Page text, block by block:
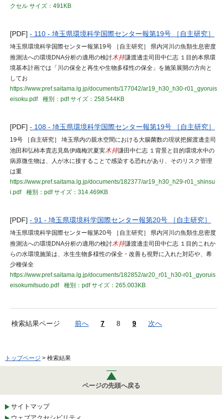
クセル サイズ：491KB
[PDF] - 110 - 埼玉県環境科学国際センター報第19号 ［自主研究］
埼玉県環境科学国際センター報第19号 ［自主研究］ 県内河川の魚類生息密度
推測法への環境DNA分析の適用の検討木持謙渡邊圭司田中仁志 １目的本県環
境基本計画では「川の保全と再生や生物多様性の保全」を施策展開の方向と
してお
https://www.pref.saitama.lg.jp/documents/177042/ar19_h30_h30-r01_gyoruis
eisoku.pdf
種別：pdfサイズ：258.544KB
[PDF] - 108 - 埼玉県環境科学国際センター報第19号 ［自主研究］
19号 ［自主研究］ 埼玉県内の親水空間における大腸菌数の現状把握渡邊圭司
池田和弘柿本貴志見島伊織梅沢夏実木持謙田中仁志 １背景と目的環境水中の
病原微生物は、人が水に接することで感染する恐れがあり、そのリスク管理
は重
https://www.pref.saitama.lg.jp/documents/182377/ar19_h30_h29-r01_shinsu
i.pdf
種別：pdfサイズ：314.469KB
[PDF] - 91 - 埼玉県環境科学国際センター報第20号 ［自主研究］
埼玉県環境科学国際センター報第20号 ［自主研究］ 県内河川の魚類生息密度
推測法への環境DNA分析の適用の検討木持謙渡邊圭司田中仁志 １目的これか
らの水環境施策は、水生生物多様性の保全・改善も視野に入れた対応や、希
少種保全
https://www.pref.saitama.lg.jp/documents/182852/ar20_r01_h30-r01_gyoruis
eisokumitsudo.pdf
種別：pdfサイズ：265.003KB
検索結果ページ 前へ 7 8 9 次へ
トップページ > 検索結果
ページの先頭へ戻る
サイトマップ